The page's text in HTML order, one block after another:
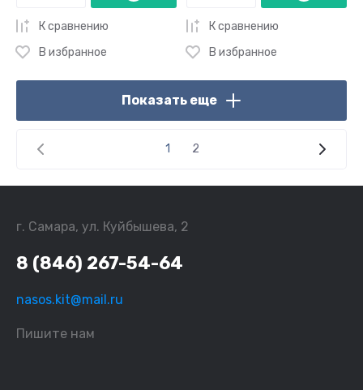
К сравнению
В избранное
К сравнению
В избранное
Показать еще
1 2
г. Самара, ул. Куйбышева, 2
8 (846) 267-54-64
nasos.kit@mail.ru
Пишите нам